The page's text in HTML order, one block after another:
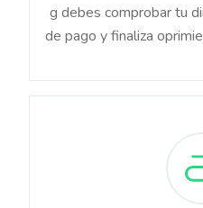
g debes comprobar tu
de pago y finaliza